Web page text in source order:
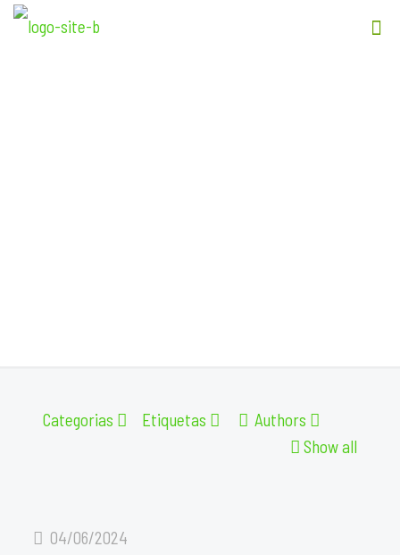
Categorias Etiquetas
Authors
Show all
04/06/2024